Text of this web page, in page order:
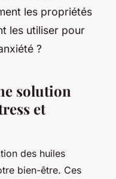
les propriétés
les utiliser pour
?
solution
et
des huiles
bien-être. Ces